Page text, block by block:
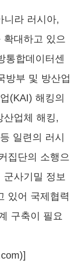
니라 러시아,
대하고 있으
통합데이터센
방부 및 방산업
(KAI) 해킹의
산업체 해킹,
일련의 러시
집단의 소행으
사기밀 정보
있어 국제협력
구축이 필요
)]